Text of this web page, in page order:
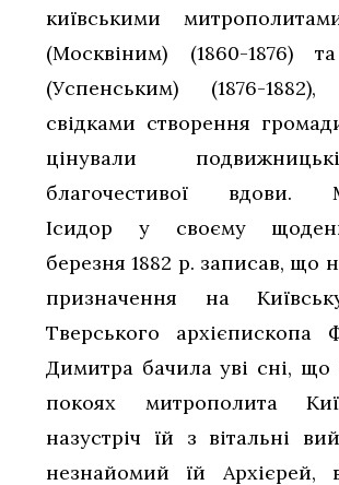
київськими
(Москвіним) (1860-1876)
(Успенським) (1876-
свідками створення
цінували
благочестивої вдови.
Ісидор у своєму
березня 1882 р. записав, що
призначення на
Тверського архієпископа
Димитра бачила уві сні, що
покоях митрополита
назустріч їй з вітальні
незнайомий їй Архієрей,